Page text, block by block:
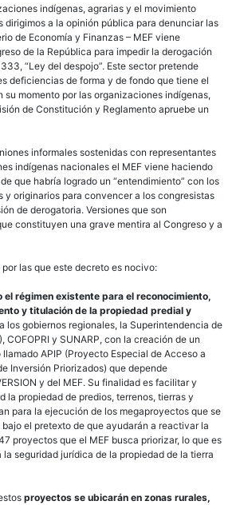
indígenas, agrarias y el movimiento
dirigimos a la opinión pública para denunciar las
de Economía y Finanzas – MEF viene
de la República para impedir la derogación
“Ley del despojo”. Este sector pretende
deficiencias de forma y de fondo que tiene el
su momento por las organizaciones indígenas,
de Constitución y Reglamento apruebe un
informales sostenidas con representantes
indígenas nacionales el MEF viene haciendo
que habría logrado un “entendimiento” con los
y originarios para convencer a los congresistas
de derogatoria. Versiones que son
constituyen una grave mentira al Congreso y a
las que este decreto es nocivo:
régimen existente para el reconocimiento,
y titulación de la propiedad predial y
los gobiernos regionales, la Superintendencia de
COFOPRI y SUNARP, con la creación de un
APIP (Proyecto Especial de Acceso a
Inversión Priorizados) que depende
y del MEF. Su finalidad es facilitar y
la propiedad de predios, terrenos, tierras y
para la ejecución de los megaproyectos que se
el pretexto de que ayudarán a reactivar la
proyectos que el MEF busca priorizar, lo que es
seguridad jurídica de la propiedad de la tierra
proyectos se ubicarán en zonas rurales,